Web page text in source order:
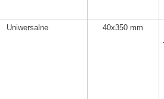
Uniwersalne 40x350 mm